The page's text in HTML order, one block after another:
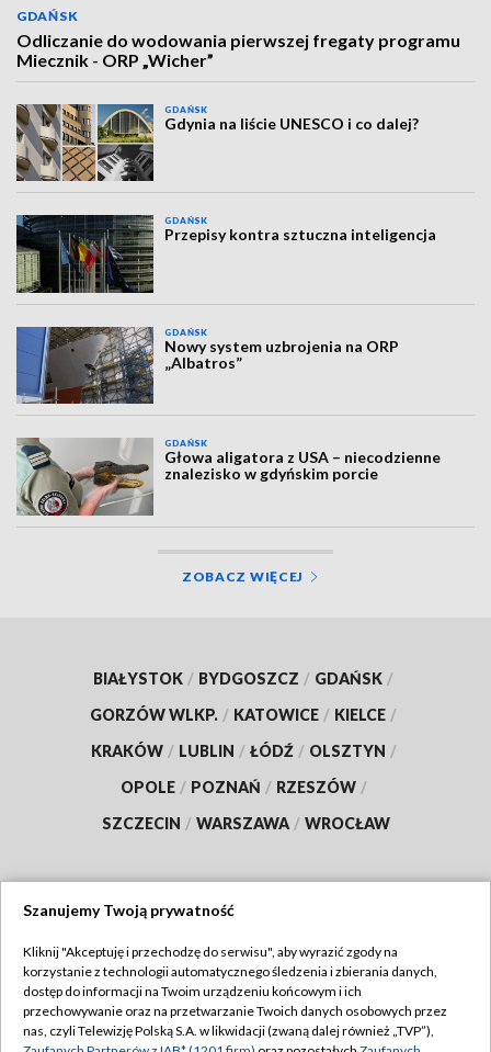
GDAŃSK
Odliczanie do wodowania pierwszej fregaty programu
Miecznik - ORP „Wicher”
GDAŃSK
Gdynia na liście UNESCO i co dalej?
GDAŃSK
Przepisy kontra sztuczna inteligencja
GDAŃSK
Nowy system uzbrojenia na ORP
„Albatros”
GDAŃSK
Głowa aligatora z USA – niecodzienne
znalezisko w gdyńskim porcie
ZOBACZ WIĘCEJ
BIAŁYSTOK / BYDGOSZCZ / GDAŃSK /
GORZÓW WLKP. / KATOWICE / KIELCE /
KRAKÓW / LUBLIN / ŁÓDŹ / OLSZTYN /
OPOLE / POZNAŃ / RZESZÓW /
SZCZECIN / WARSZAWA / WROCŁAW
TVP
Abonament TVP
Emisja w TVP
Regulamin TVP
Szanujemy Twoją prywatność
Kliknij "Akceptuję i przechodzę do serwisu", aby wyrazić zgody na
korzystanie z technologii automatycznego śledzenia i zbierania danych,
dostęp do informacji na Twoim urządzeniu końcowym i ich
przechowywanie oraz na przetwarzanie Twoich danych osobowych przez
nas, czyli Telewizję Polską S.A. w likwidacji (zwaną dalej również „TVP”),